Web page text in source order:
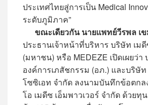
ประเทศไทยสู่การเป็น Medical
ระดับภูมิภาค”
ขณะเดียวกัน นายแพทย์วีรพล เ
ประธานเจ้าหน้าที่บริหาร บริษัท เม
(มหาชน) หรือ MEDEZE เปิดเผยว่
องค์การเภสัชกรรม (อภ.) และบริษั
โซซิเอท จำกัด ลงนามบันทึกข้อตกล
โอ เมดีซ เอ็มพาวเวอร์ จำกัด ด้วยทุ